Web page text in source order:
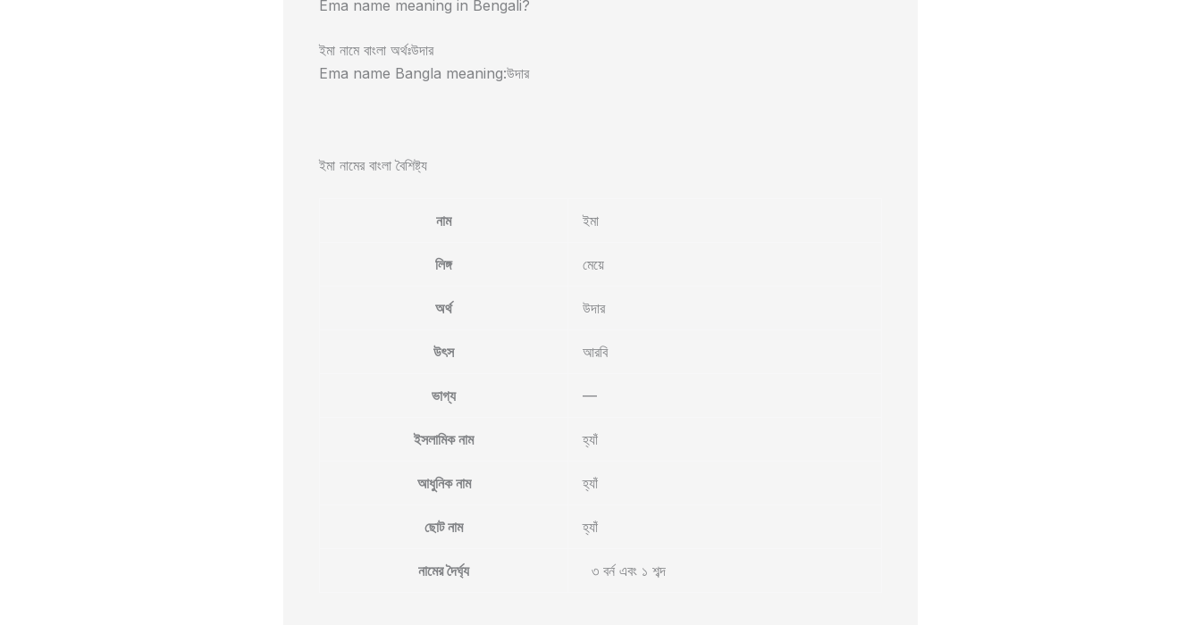
Ema name meaning in Bengali?
ইমা নামে বাংলা অর্থঃউদার
Ema name Bangla meaning:উদার
ইমা নামের বাংলা বৈশিষ্ট্য
নাম ইমা
লিঙ্গ মেয়ে
অর্থ উদার
উৎস আরবি
ভাগ্য —
ইসলামিক নাম হ্যাঁ
আধুনিক নাম হ্যাঁ
ছোট নাম হ্যাঁ
নামের দৈর্ঘ্য ৩ বর্ন এবং ১ শব্দ